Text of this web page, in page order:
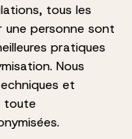
tous les
personne sont
pratiques
Nous
et
toute